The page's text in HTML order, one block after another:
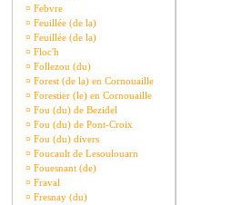
¤ Febvre
¤ Feuillée (de la)
¤ Feuillée (de la)
¤ Floc'h
¤ Follezou (du)
¤ Forest (de la) en Cornouaille
¤ Forestier (le) en Cornouaille
¤ Fou (du) de Bezidel
¤ Fou (du) de Pont-Croix
¤ Fou (du) divers
¤ Foucault de Lesoulouarn
¤ Fouesnant (de)
¤ Fraval
¤ Fresnay (du)